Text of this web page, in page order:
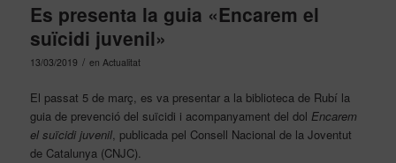
Es presenta la guia «Encarem el
suïcidi juvenil»
13/03/2019 / en Actualitat
El passat 5 de març, es va presentar a la biblioteca de Rubí la
guia de prevenció del suïcidi i acompanyament del dol Encarem
el suïcidi juvenil, publicada pel Consell Nacional de la Joventut
de Catalunya (CNJC).